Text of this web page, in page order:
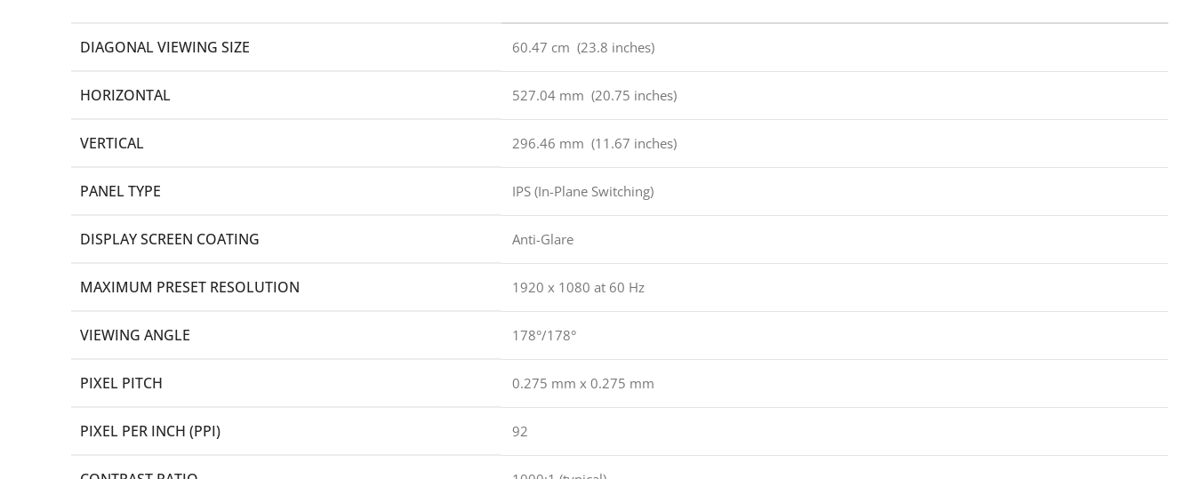
DIAGONAL VIEWING SIZE 60.47 cm (23.8 inches)
HORIZONTAL 527.04 mm (20.75 inches)
VERTICAL 296.46 mm (11.67 inches)
PANEL TYPE IPS (In-Plane Switching)
DISPLAY SCREEN COATING Anti-Glare
MAXIMUM PRESET RESOLUTION 1920 x 1080 at 60 Hz
VIEWING ANGLE 178°/178°
PIXEL PITCH 0.275 mm x 0.275 mm
PIXEL PER INCH (PPI) 92